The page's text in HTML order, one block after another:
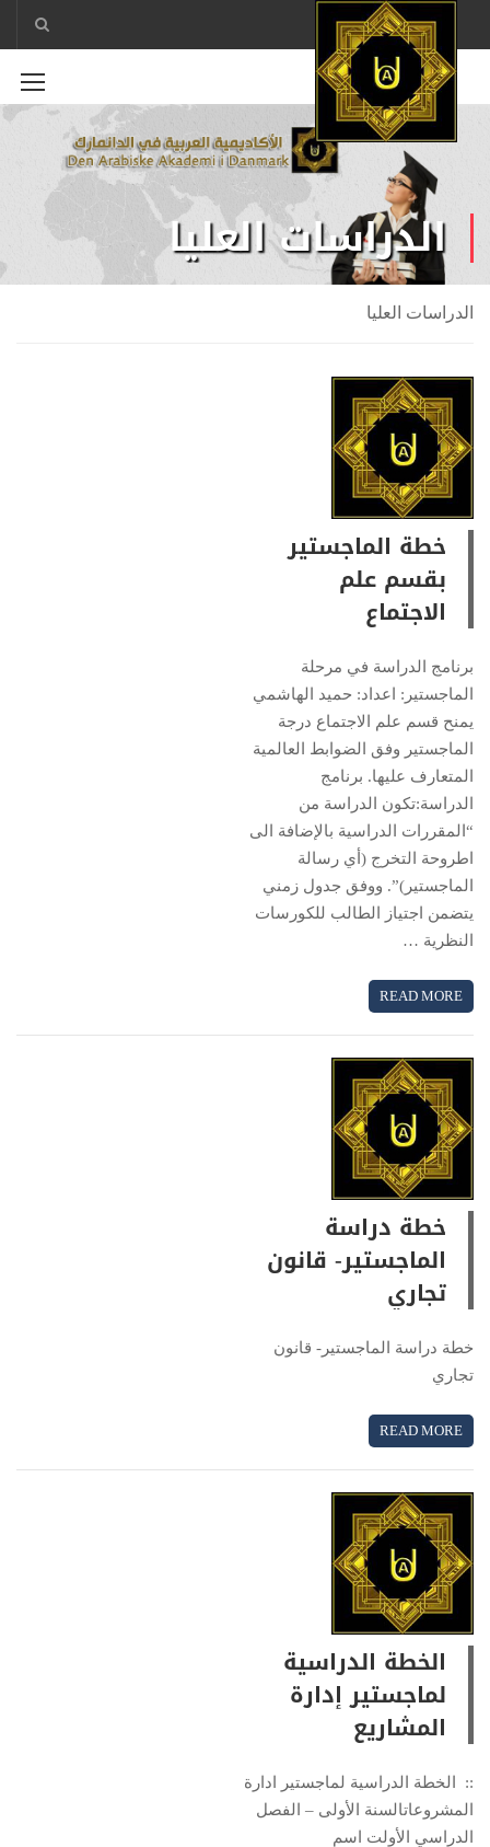
الدراسات العليا
الدراسات العليا
خطة الماجستير
بقسم علم
الاجتماع
برنامج الدراسة في مرحلة
الماجستير: اعداد: حميد الهاشمي
يمنح قسم علم الاجتماع درجة
الماجستير وفق الضوابط العالمية
المتعارف عليها. برنامج
الدراسة:تكون الدراسة من
“المقررات الدراسية بالإضافة الى
اطروحة التخرج (أي رسالة
الماجستير)”. ووفق جدول زمني
يتضمن اجتياز الطالب للكورسات
النظرية …
READ MORE
خطة دراسة
الماجستير- قانون
تجاري
خطة دراسة الماجستير- قانون
تجاري
READ MORE
الخطة الدراسية
لماجستير إدارة
المشاريع
:: الخطة الدراسية لماجستير ادارة
المشروعاتالسنة الأولى – الفصل
الدراسي الأولت اسم